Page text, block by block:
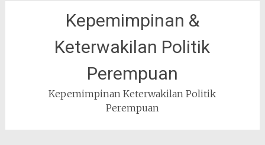
Kepemimpinan &
Keterwakilan Politik
Perempuan
Kepemimpinan Keterwakilan Politik
Perempuan